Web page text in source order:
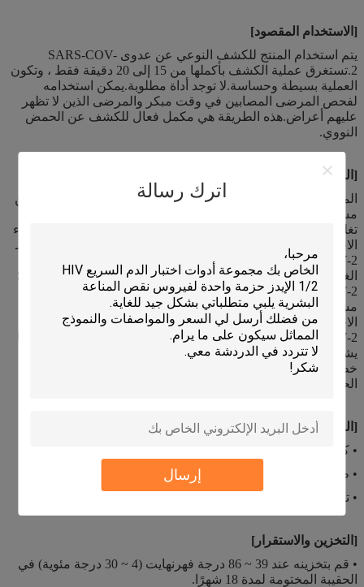
اترك رسالة
إرسال
[الاستخدام المقصود]
يتم استخدام المنتج للكشف النوعي عن عدوى SARS-COV-
2.تستغرق عملية الكشف بأكملها من 15 إلى 20 دقيقة فقط ، وتكون
العملية بسيطة وحساسة.لا توجد أداة مطلوبة.يمكن استخدامه
لفحص المرضى المصابين في وقت مبكر والمرضى الذين لا تظهر
عليهم أعراض.هذه الطريقة هي مكمل فعال للكشف عن الحمض
النووي.
[المبدأ]
المنتج عبارة عن اختبار مناعي نوعي قائم على الغشاء للكشف عن
تغليف الجسم المضاد لـ SARS-CoV-2 في منطقة خط الاختبار.أثناء
الاختبار ، تتفاعل العينة مع الجسيمات المطلية بالأجسام المضادة لـ
SARS-CoV-2 في الاختبار.ينتقل الخليط بعد ذلك إلى أعلى على
الغشاء عن طريق عمل شعري ويتفاعل مع الجسم المضاد SARS-
CoV-2 في منطقة خط الاختبار.إذا كانت العينة تحتوي على
مستضدات SARS-CoV-2 ، فسيظهر خط ملون في منطقة خط
الاختبار نتيجة لذلك.إذا كانت العينة لا تحتوي على مستضدات لـ
SARS-CoV-2 ، فلن يظهر خط ملون في منطقة خط الاختبار ، مما
يشير إلى نتيجة سلبية.للعمل كعنصر تحكم إجرائي ، سيظهر دائمًا
خط ملون في منطقة خط التحكم ، مما يشير إلى أنه تمت إضافة
الحجم المناسب للعينة وحدث فتل الغشاء.
[المحتويات الرئيسية]
• كاسيت اختبار سريع مع مادة مجففة.
• طقم جمع العينات.
• تعليمات الاستخدام.
[التخزين والاستقرار]
• قم بتخزينه عند 39 ~ 86 درجة فهرنهايت (4 ~ 30 درجة مئوية) في
الحقيبة المختومة لمدة 18 شهرًا.